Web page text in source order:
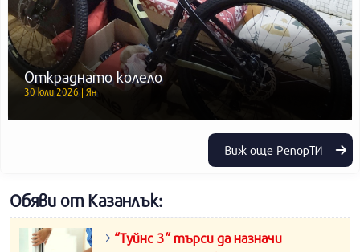
Откраднато колело
30 юли 2026 | Ян
Виж още РепорТИ
Обяви от Казанлък:
“Туйнс 3“ търси да назначи